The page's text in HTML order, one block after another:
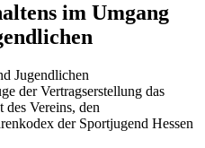
im Umgang
Jugendlichen
der Vertragserstellung das
Vereins, den
der Sportjugend Hessen